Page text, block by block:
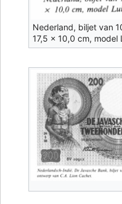
Nederland, biljet van
17,5 x 10,0 cm, model